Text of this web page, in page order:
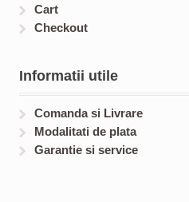
Cart
Checkout
Informatii utile
Comanda si Livrare
Modalitati de plata
Garantie si service